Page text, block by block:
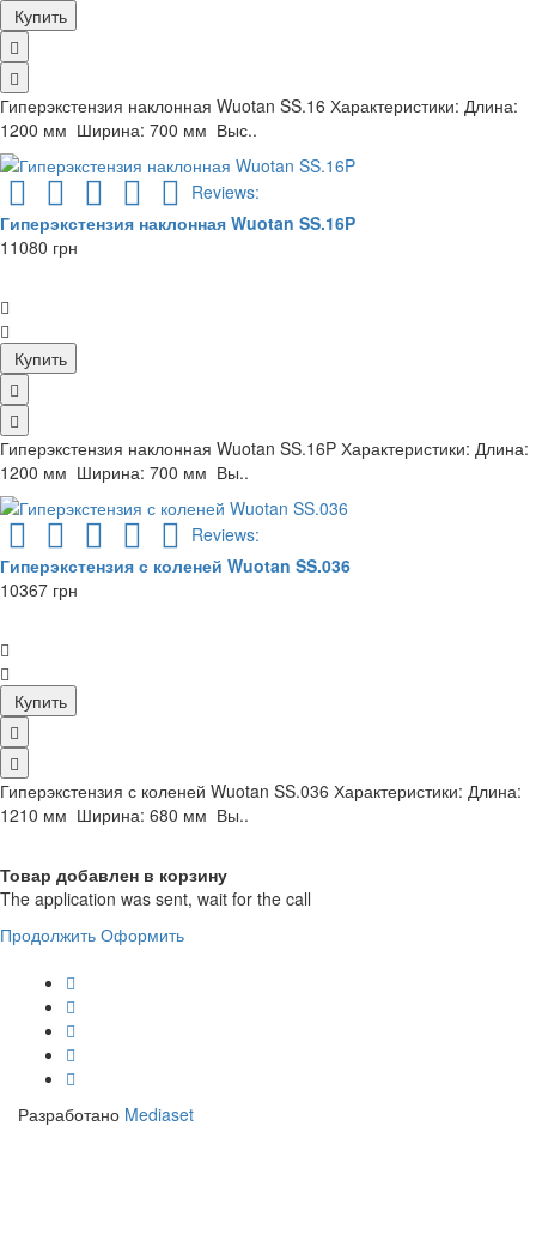
Купить
Гиперэкстензия наклонная Wuotan SS.16 Характеристики: Длина:
1200 мм Ширина: 700 мм Выс..
Reviews:
Гиперэкстензия наклонная Wuotan SS.16P
11080 грн
Купить
Гиперэкстензия наклонная Wuotan SS.16P Характеристики: Длина:
1200 мм Ширина: 700 мм Вы..
Reviews:
Гиперэкстензия с коленей Wuotan SS.036
10367 грн
Купить
Гиперэкстензия с коленей Wuotan SS.036 Характеристики: Длина:
1210 мм Ширина: 680 мм Вы..
Товар добавлен в корзину
The application was sent, wait for the call
Продолжить Оформить
Разработано Mediaset